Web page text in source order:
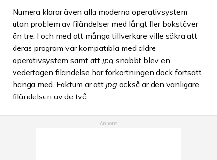
Numera klarar även alla moderna operativsystem
utan problem av filändelser med långt fler bokstäver
än tre. I och med att många tillverkare ville säkra att
deras program var kompatibla med äldre
operativsystem samt att jpg snabbt blev en
vedertagen filändelse har förkortningen dock fortsatt
hänga med. Faktum är att jpg också är den vanligare
filändelsen av de två.